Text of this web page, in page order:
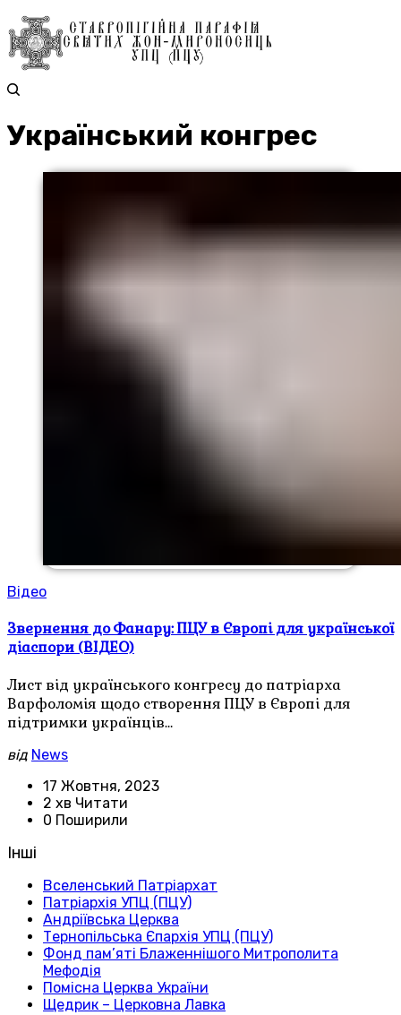
Український конгрес
Відео
Звернення до Фанару: ПЦУ в Європі для української
діаспори (ВІДЕО)
Лист від українського конгресу до патріарха
Варфоломія щодо створення ПЦУ в Європі для
підтримки українців…
від News
17 Жовтня, 2023
2 хв Читати
0 Поширили
Інші
Вселенський Патріархат
Патріархія УПЦ (ПЦУ)
Андріївська Церква
Тернопільська Єпархія УПЦ (ПЦУ)
Фонд пам’яті Блаженнішого Митрополита
Мефодія
Помісна Церква України
Щедрик – Церковна Лавка